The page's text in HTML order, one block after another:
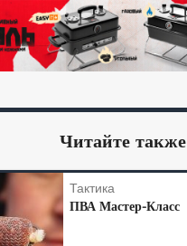
Читайте также
Тактика
ПВА Мастер-Класс